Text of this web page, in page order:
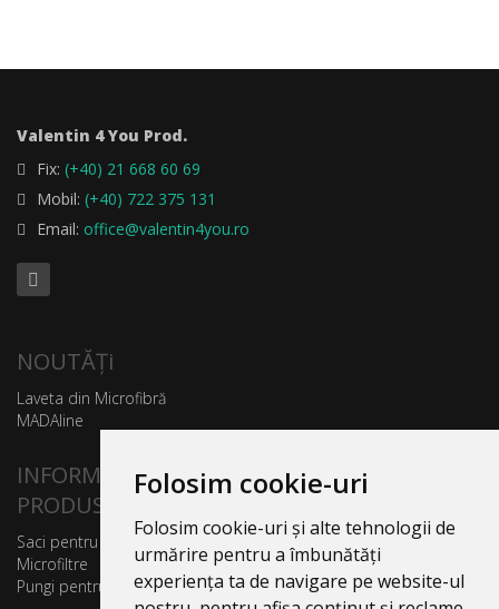
Folosim cookie-uri
Folosim cookie-uri și alte tehnologii de
urmărire pentru a îmbunătăți
experiența ta de navigare pe website-ul
Valentin 4 You Prod.
Fix: (+40) 21 668 60 69
Mobil: (+40) 722 375 131
Email: office@valentin4you.ro
NOUTĂȚi
Laveta din Microfibră
MADAline
INFORMATII
PRODUSE
Saci pentru aspirator
Microfiltre
Pungi pentru colectare praf